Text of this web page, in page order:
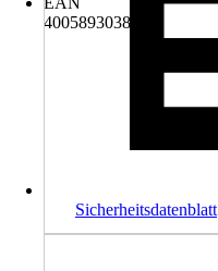
4005893038235
Sicherheitsdatenblatt